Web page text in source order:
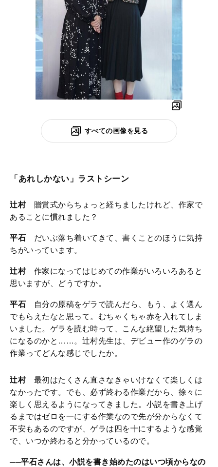
すべての画像を見る
「あれしかない」ラストシーン
辻村贈賞式からちょっと経ちましたけれど、作家で
あることに慣れました？
平石 だいぶ落ち着いてきて、書くことのほうに気持
ちがいっています。
辻村作家になってはじめての作業がいろいろあると
思いますが、どうですか。
平石 自分の原稿をゲラで読んだら、もう、よく選ん
でもらえたなと思って。むちゃくちゃ赤を入れてしま
いました。ゲラを読む時って、こんな絶望した気持ち
になるのかと……。辻村先生は、デビュー作のゲラの
作業ってどんな感じでしたか。
辻村最初はたくさん直さなきゃいけなくて楽しくは
なかったです。でも、必ず終わる作業だから、徐々に
楽しく思えるようになってきました。小説を書き上げ
るまではゼロを一にする作業なので先が分からなくて
不安もあるのですが、ゲラは四を十にするような感覚
で、いつか終わると分かっているので。
──平石さんは、小説を書き始めたのはいつ頃からなの